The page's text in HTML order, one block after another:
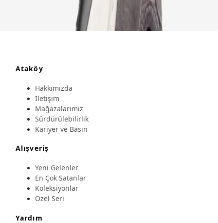
Ataköy
Hakkımızda
İletişim
Mağazalarımız
Sürdürülebilirlik
Kariyer ve Basın
Alışveriş
Yeni Gelenler
En Çok Satanlar
Koleksiyonlar
Özel Seri
Yardım